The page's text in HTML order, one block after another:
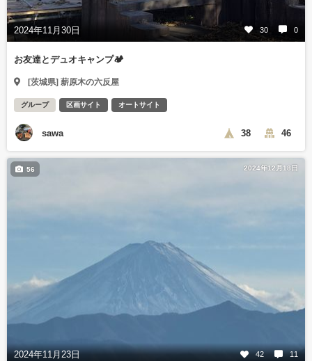
2024年11月30日 30 0
お友達とデュオキャンプ🏕️
[茨城県] 薪原木の六反屋
グループ 区画サイト オートサイト
sawa 38 46
2024年12月18日
2024年11月23日 42 11
56